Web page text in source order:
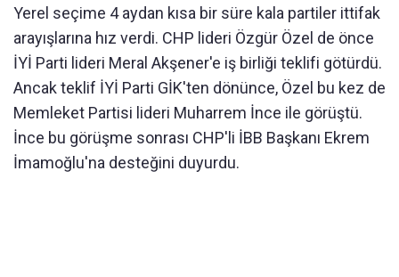
Yerel seçime 4 aydan kısa bir süre kala partiler ittifak
arayışlarına hız verdi. CHP lideri Özgür Özel de önce
İYİ Parti lideri Meral Akşener'e iş birliği teklifi götürdü.
Ancak teklif İYİ Parti GİK'ten dönünce, Özel bu kez de
Memleket Partisi lideri Muharrem İnce ile görüştü.
İnce bu görüşme sonrası CHP'li İBB Başkanı Ekrem
İmamoğlu'na desteğini duyurdu.